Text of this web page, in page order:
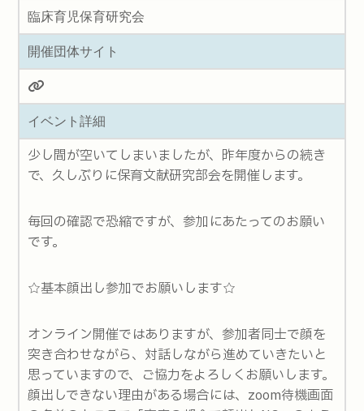
臨床育児保育研究会
開催団体サイト
イベント詳細
少し間が空いてしまいましたが、昨年度からの続き
で、久しぶりに保育文献研究部会を開催します。
毎回の確認で恐縮ですが、参加にあたってのお願い
です。
☆基本顔出し参加でお願いします☆
オンライン開催ではありますが、参加者同士で顔を
突き合わせながら、対話しながら進めていきたいと
思っていますので、ご協力をよろしくお願いします。
顔出しできない理由がある場合には、zoom待機画面